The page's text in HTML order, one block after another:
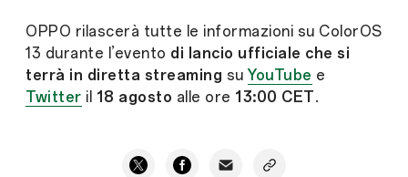
OPPO rilascerà tutte le informazioni su ColorOS
13 durante l’evento di lancio ufficiale che si
terrà in diretta streaming su YouTube e
Twitter il 18 agosto alle ore 13:00 CET.